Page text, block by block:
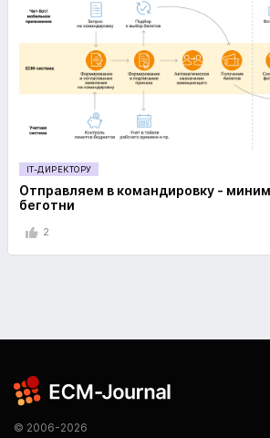
IT-ДИРЕКТОРУ
Отправляем в командировку -
беготни
2
© 2006-2026